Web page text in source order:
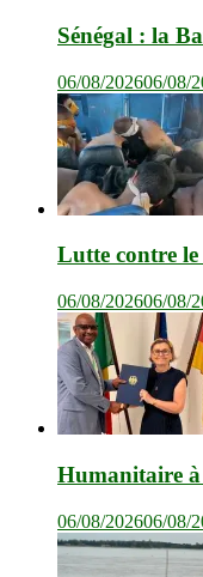
Sénégal : la
06/08/202606/08/
Lutte contre
06/08/202606/08/
Humanitaire à
06/08/202606/08/